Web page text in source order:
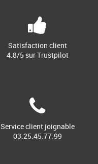
Satisfaction client
4.8/5 sur Trustpilot
Service client joignable
03.25.45.77.99